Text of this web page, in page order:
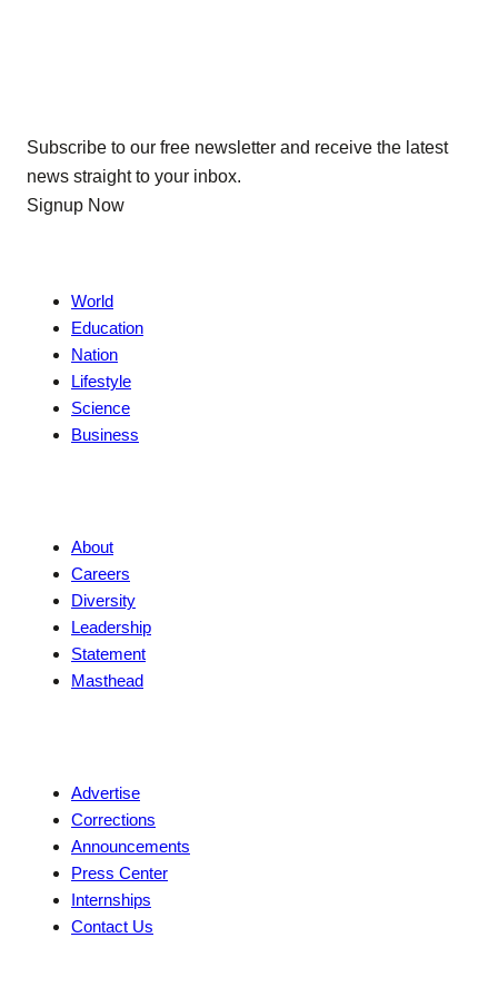
Subscribe to our free newsletter and receive the latest
news straight to your inbox.
Signup Now
World
Education
Nation
Lifestyle
Science
Business
About
Careers
Diversity
Leadership
Statement
Masthead
Advertise
Corrections
Announcements
Press Center
Internships
Contact Us